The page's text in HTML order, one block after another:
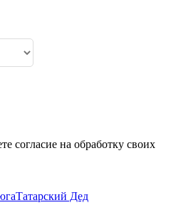
согласие на обработку своих
Татарский Дед